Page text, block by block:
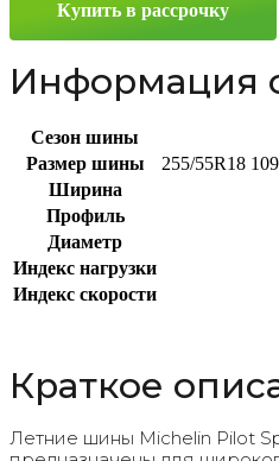
R18
Купить в рассрочку
Информация
Сезон шины
Размер шины
255/55R18
Ширина
Профиль
Диаметр
Индекс нагрузки
Индекс скорости
Краткое
Летние шины Michelin Pilot